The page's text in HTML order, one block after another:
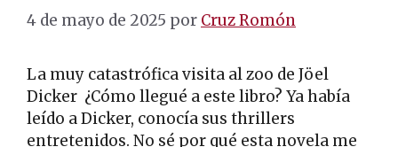
4 de mayo de 2025 por Cruz Romón
La muy catastrófica visita al zoo de Jöel
Dicker ¿Cómo llegué a este libro? Ya había
leído a Dicker, conocía sus thrillers
entretenidos. No sé por qué esta novela me